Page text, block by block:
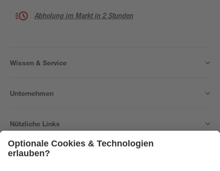
Abholung im Markt in 2 Stunden
Wissen & Service
Unternehmen
Nützliche Links